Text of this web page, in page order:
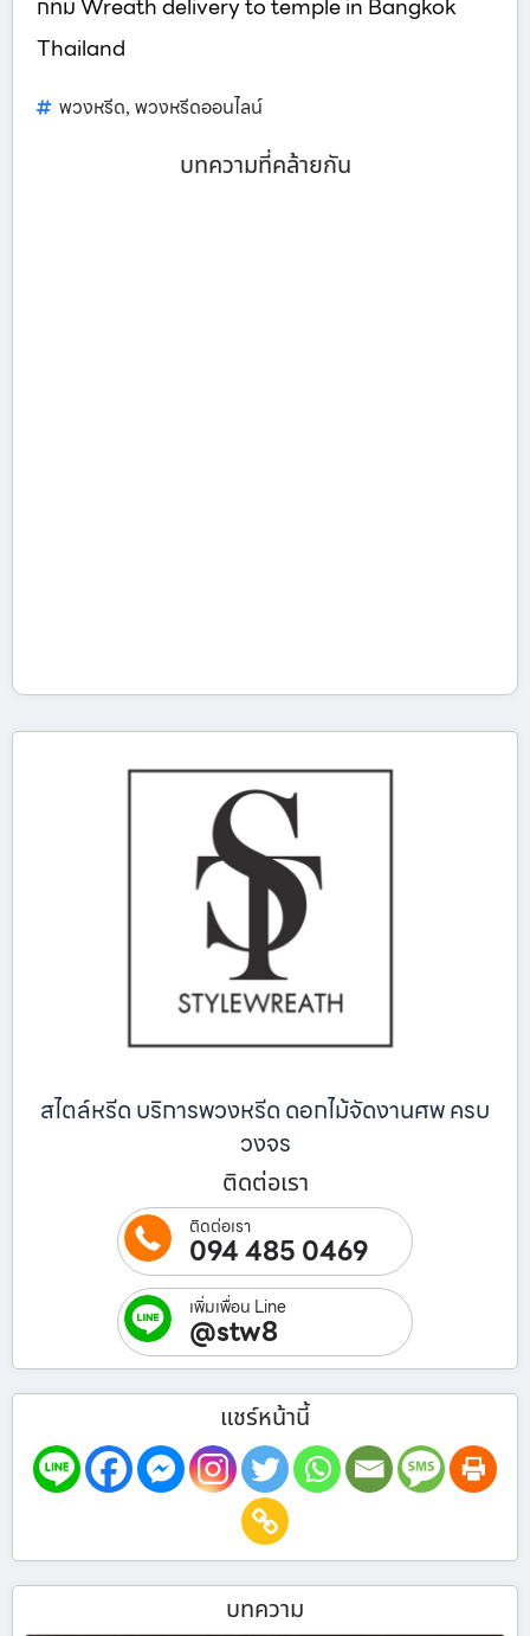
Thailand
พวงหรีด, พวงหรีดออนไลน์
บทความที่คล้ายกัน
สไตล์หรีด บริการพวงหรีด ดอกไม้จัดงานศพ ครบ
วงจร
ติดต่อเรา
ติดต่อเรา
094 485 0469
เพิ่มเพื่อน Line
@stw8
แชร์หน้านี้
บทความ